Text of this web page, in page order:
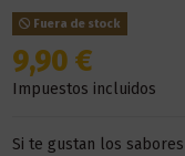
Fuera de stock
9,90 €
Impuestos incluidos
Si te gustan los